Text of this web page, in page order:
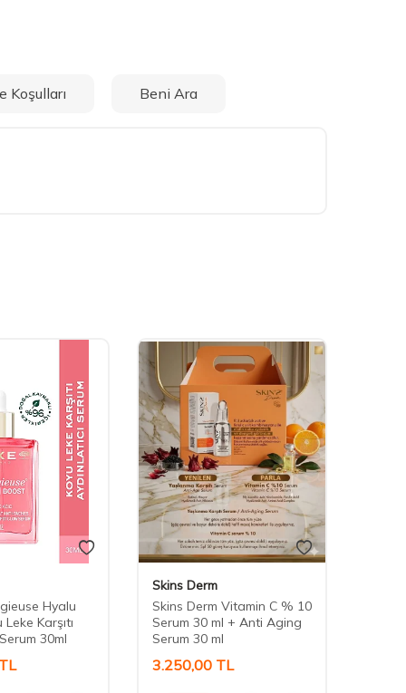
Koşulları Beni Ara
Hyalu
Karşıtı
30ml
TL
Skins Derm
Skins Derm Vitamin C % 10
Serum 30 ml + Anti Aging
Serum 30 ml
3.250,00 TL